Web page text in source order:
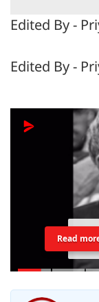
Edited By -
Edited By -
Read